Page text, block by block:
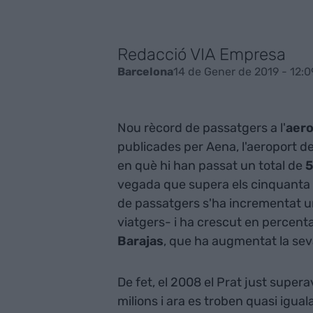
Redacció VIA Empresa
Barcelona14 de Gener de 2019 -
Nou rècord de passatgers a l'
publicades per Aena, l'aeroport
en què hi han passat un total de
vegada que supera els
de passatgers s'ha incrementat
viatgers- i ha crescut en
Barajas, que ha augmentat la
De fet, el 2008 el Prat just
milions i ara es troben quasi